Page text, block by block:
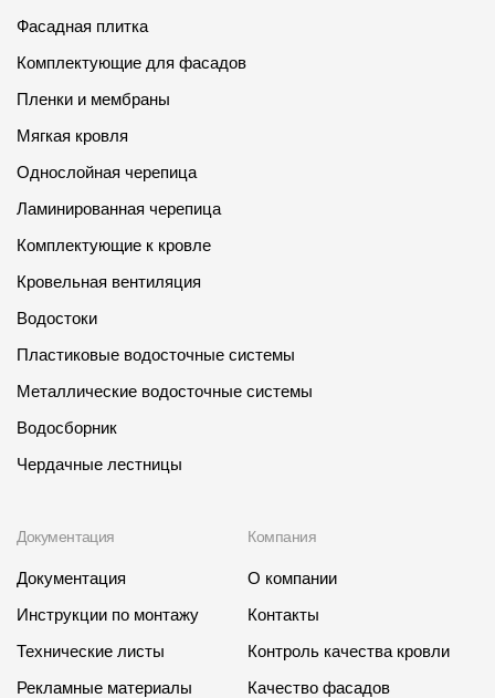
Фасадная плитка
Комплектующие для фасадов
Пленки и мембраны
Мягкая кровля
Однослойная черепица
Ламинированная черепица
Комплектующие к кровле
Кровельная вентиляция
Водостоки
Пластиковые водосточные системы
Металлические водосточные системы
Водосборник
Чердачные лестницы
Документация
Документация
Инструкции по монтажу
Технические листы
Рекламные материалы
Компания
О компании
Контакты
Контроль качества кровли
Качество фасадов